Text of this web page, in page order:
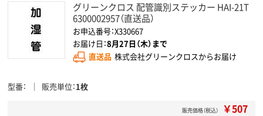
グリーンクロス 配管識別ステッカー HAI-21T
6300002957（直送品）
お申込番号：X330667
お届け日：8月27日（木）まで
直送品 株式会社グリーンクロスからお届け
型番 販売単位 1枚
販売価格（税込） ￥507